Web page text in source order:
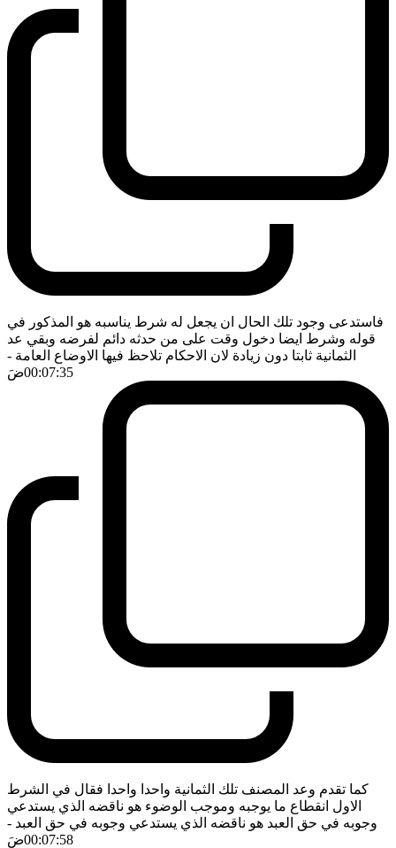
فاستدعى وجود تلك الحال ان يجعل له شرط يناسبه هو المذكور في
قوله وشرط ايضا دخول وقت على من حدثه دائم لفرضه وبقي عد
الثمانية ثابتا دون زيادة لان الاحكام تلاحظ فيها الاوضاع العامة -
00:07:35ضَ
كما تقدم وعد المصنف تلك الثمانية واحدا واحدا فقال في الشرط
الاول انقطاع ما يوجبه وموجب الوضوء هو ناقضه الذي يستدعي
وجوبه في حق العبد هو ناقضه الذي يستدعي وجوبه في حق العبد -
00:07:58ضَ